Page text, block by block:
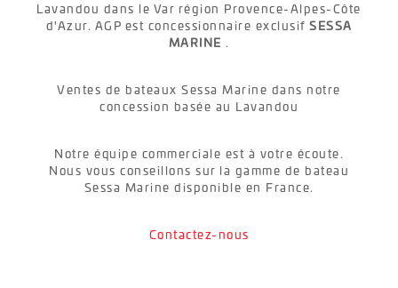
Lavandou dans le Var région Provence-Alpes-Côte
d'Azur. AGP est concessionnaire exclusif SESSA
MARINE .
Ventes de bateaux Sessa Marine dans notre
concession basée au Lavandou
Notre équipe commerciale est à votre écoute.
Nous vous conseillons sur la gamme de bateau
Sessa Marine disponible en France.
Contactez-nous